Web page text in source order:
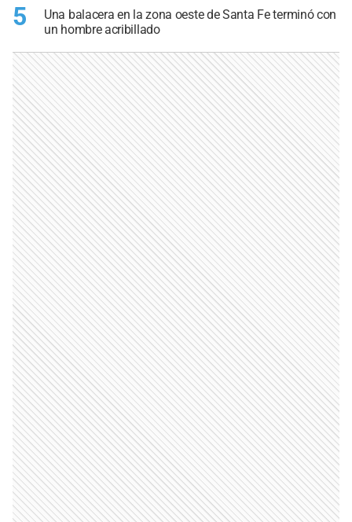
5
Una balacera en la zona oeste de Santa Fe terminó con
un hombre acribillado